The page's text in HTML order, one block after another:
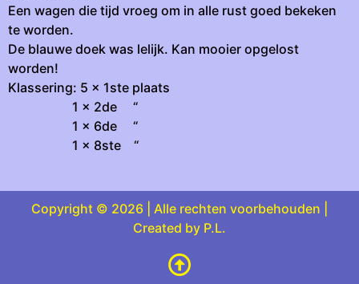
Een wagen die tijd vroeg om in alle rust goed bekeken
te worden.
De blauwe doek was lelijk. Kan mooier opgelost
worden!
Klassering: 5 x 1ste plaats
1 x 2de “
1 x 6de “
1 x 8ste “
Copyright © 2026 | Alle rechten voorbehouden |
Created by P.L.